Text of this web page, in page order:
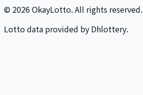
© 2026 OkayLotto. All rights reserved.
Lotto data provided by Dhlottery.